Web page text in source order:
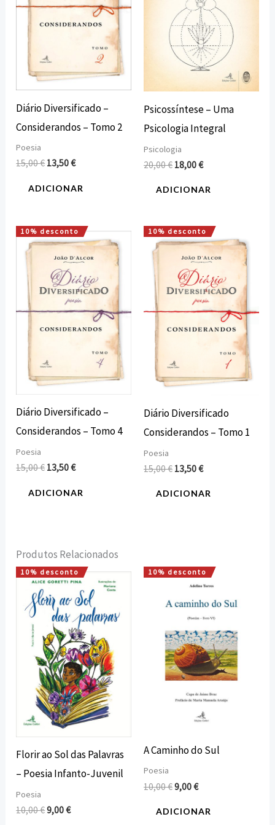
Diário Diversificado –
Considerandos – Tomo 2
Poesia
15,00€ 13,50€
ADICIONAR
Psicossíntese – Uma
Psicologia Integral
Psicologia
20,00€ 18,00€
ADICIONAR
10% desconto
Diário Diversificado –
Considerandos – Tomo 4
Poesia
15,00€
O
preço
original
era:
15,00 €.
13,50€
O
preço
atual
13,50 €.
ADICIONAR
10% desconto
Diário Diversificado
Considerandos – Tomo 1
Poesia
15,00€
O
preço
original
era:
15,00 €.
13,50€
O
preço
atual
13,50 €.
ADICIONAR
Produtos Relacionados
10% desconto
Florir ao Sol das Palavras
– Poesia Infanto-Juvenil
Poesia
10,00€
O
original
era:
10,00 €.
9,00€
O
preço
atual
9,00 €.
10% desconto
A Caminho do Sul
Poesia
10,00€
O
preço
original
10,00 €.
9,00€
O
preço
atual
9,00 €.
ADICIONAR